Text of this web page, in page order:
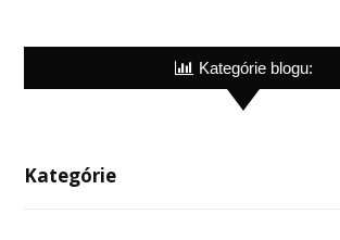
Kategórie blogu:
Kategórie